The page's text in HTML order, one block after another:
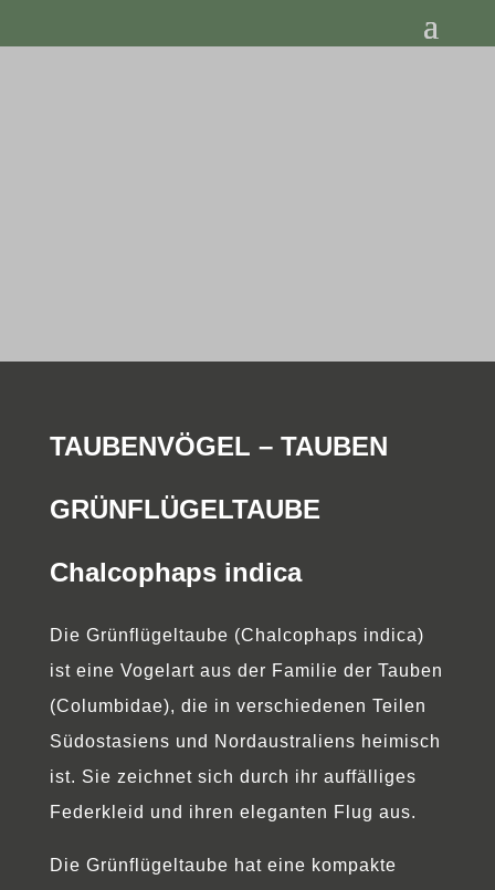
TAUBENVÖGEL – TAUBEN
GRÜNFLÜGELTAUBE
Chalcophaps indica
Die Grünflügeltaube (Chalcophaps indica)
ist eine Vogelart aus der Familie der Tauben
(Columbidae), die in verschiedenen Teilen
Südostasiens und Nordaustraliens heimisch
ist. Sie zeichnet sich durch ihr auffälliges
Federkleid und ihren eleganten Flug aus.
Die Grünflügeltaube hat eine kompakte